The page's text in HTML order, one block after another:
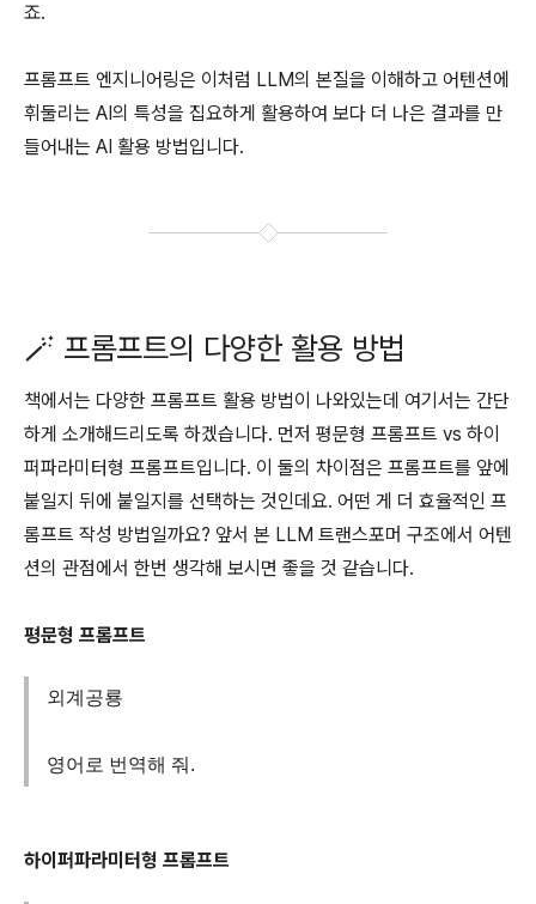
죠.
프롬프트 엔지니어링은 이처럼 LLM의 본질을 이해하고 어텐션에
휘둘리는 AI의 특성을 집요하게 활용하여 보다 더 나은 결과를 만
들어내는 AI 활용 방법입니다.
🪄 프롬프트의 다양한 활용 방법
책에서는 다양한 프롬프트 활용 방법이 나와있는데 여기서는 간단
하게 소개해드리도록 하겠습니다. 먼저 평문형 프롬프트 vs 하이
퍼파라미터형 프롬프트입니다. 이 둘의 차이점은 프롬프트를 앞에
붙일지 뒤에 붙일지를 선택하는 것인데요. 어떤 게 더 효율적인 프
롬프트 작성 방법일까요? 앞서 본 LLM 트랜스포머 구조에서 어텐
션의 관점에서 한번 생각해 보시면 좋을 것 같습니다.
평문형 프롬프트
외계공룡
영어로 번역해 줘.
하이퍼파라미터형 프롬프트